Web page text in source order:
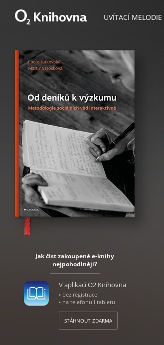
UVÍTACÍ MELODIE
Jak číst zakoupené e-knihy
nejpohodlněji?
V aplikaci O2 Knihovna
• bez registrace
• na telefonu i tabletu
STÁHNOUT ZDARMA